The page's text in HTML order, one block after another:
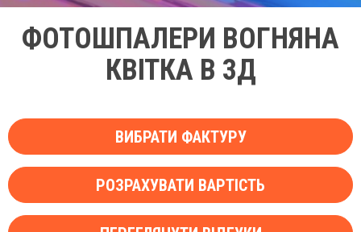
ФОТОШПАЛЕРИ ВОГНЯНА
КВІТКА В 3Д
ВИБРАТИ ФАКТУРУ
РОЗРАХУВАТИ ВАРТІСТЬ